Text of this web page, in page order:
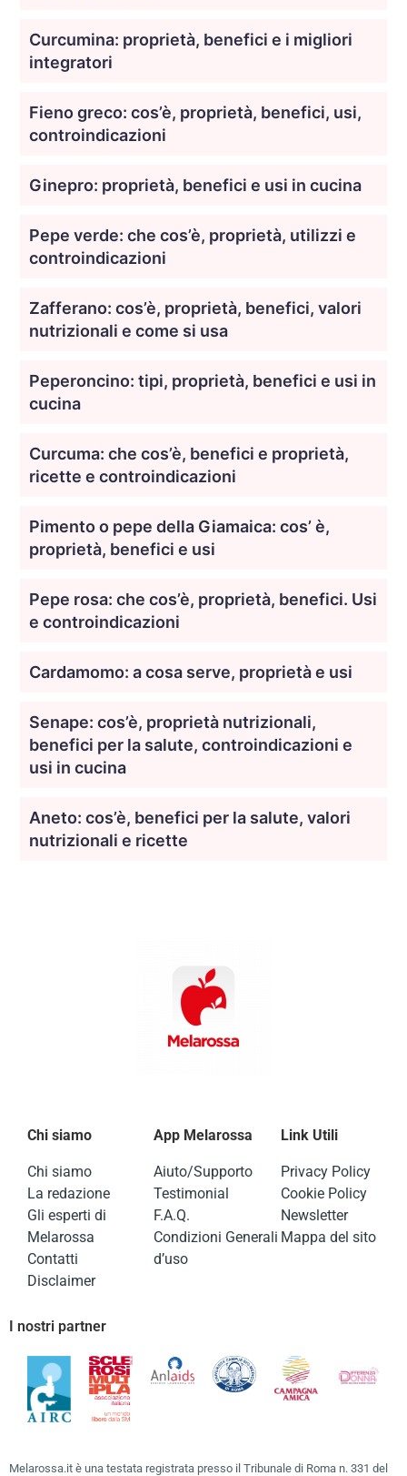
Curcumina: proprietà, benefici e i migliori
integratori
Fieno greco: cos’è, proprietà, benefici, usi,
controindicazioni
Ginepro: proprietà, benefici e usi in cucina
Pepe verde: che cos’è, proprietà, utilizzi e
controindicazioni
Zafferano: cos’è, proprietà, benefici, valori
nutrizionali e come si usa
Peperoncino: tipi, proprietà, benefici e usi in
cucina
Curcuma: che cos’è, benefici e proprietà,
ricette e controindicazioni
Pimento o pepe della Giamaica: cos’ è,
proprietà, benefici e usi
Pepe rosa: che cos’è, proprietà, benefici. Usi
e controindicazioni
Cardamomo: a cosa serve, proprietà e usi
Senape: cos’è, proprietà nutrizionali,
benefici per la salute, controindicazioni e
usi in cucina
Aneto: cos’è, benefici per la salute, valori
nutrizionali e ricette
Chi siamo
Chi siamo
La redazione
Gli esperti di
Melarossa
Contatti
Disclaimer
App Melarossa
Aiuto/Supporto
Testimonial
F.A.Q.
Condizioni Generali
d’uso
Link Utili
Privacy Policy
Cookie Policy
Newsletter
Mappa del sito
I nostri partner
Melarossa.it è una testata registrata presso il Tribunale di Roma n. 331 del